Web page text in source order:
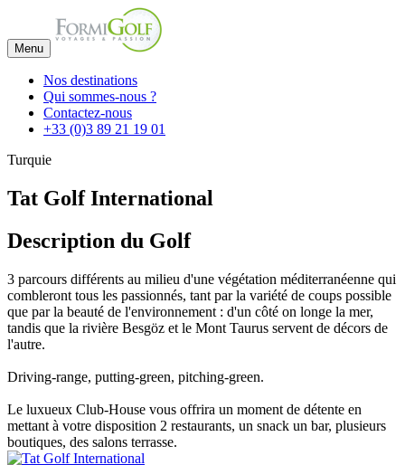
Menu
Nos destinations
Qui sommes-nous ?
Contactez-nous
+33 (0)3 89 21 19 01
Turquie
Tat Golf International
Description du Golf
3 parcours différents au milieu d'une végétation méditerranéenne qui
combleront tous les passionnés, tant par la variété de coups possible
que par la beauté de l'environnement : d'un côté on longe la mer,
tandis que la rivière Besgöz et le Mont Taurus servent de décors de
l'autre.
Driving-range, putting-green, pitching-green.
Le luxueux Club-House vous offrira un moment de détente en
mettant à votre disposition 2 restaurants, un snack un bar, plusieurs
boutiques, des salons terrasse.